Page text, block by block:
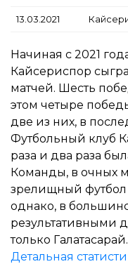
13.03.2021
Начиная с 2021
Кайсериспор
матчей. Шесть
этом четыре
две из них, в
Футбольный клуб
раза и два раза
Команды, в очных
зрелищный футбол
однако, в
результативными
только Галатасарай.
Детальная